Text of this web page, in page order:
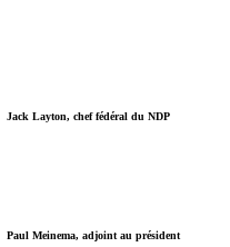
Jack Layton, chef fédéral du NDP
Paul Meinema, adjoint au président